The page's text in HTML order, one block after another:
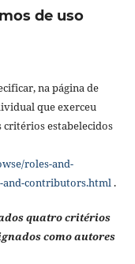
de uso
na página de
que exerceu
critérios estabelecidos
roles-and-
contributors.html.
quatro critérios
como autores